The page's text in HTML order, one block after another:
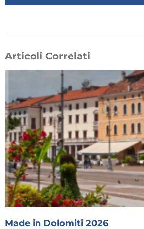
Articoli Correlati
Made in Dolomiti 2026